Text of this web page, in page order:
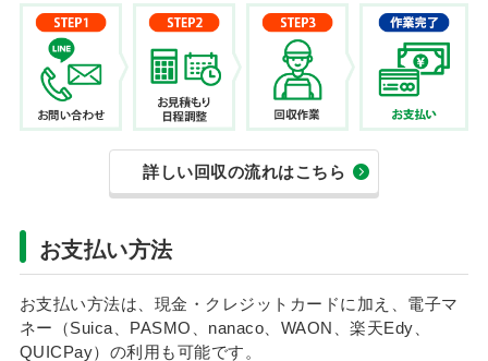
詳しい回収の流れはこちら
お支払い方法
お支払い方法は、現金・クレジットカードに加え、電子マ
ネー（Suica、PASMO、nanaco、WAON、楽天Edy、
QUICPay）の利用も可能です。